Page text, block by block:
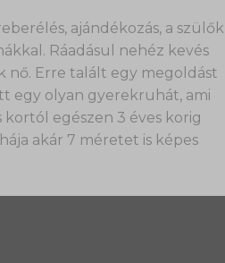
ajándékozás, a szülők
Ráadásul nehéz kevés
nő. Erre talált egy megoldást
egy olyan gyerekruhát, ami
egészen 3 éves korig
akár 7 méretet is képes